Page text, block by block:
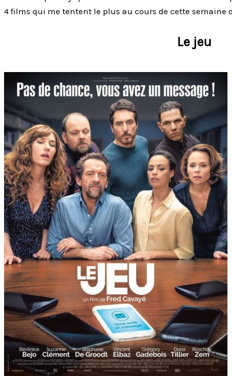
4 films qui me tentent le plus au cours de cette semaine
Le jeu